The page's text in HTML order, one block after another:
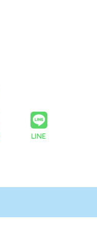
LINE